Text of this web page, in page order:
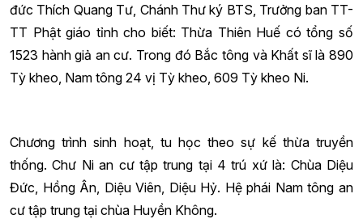
đức Thích Quang Tư, Chánh Thư ký BTS, Trưởng ban TT-
TT Phật giáo tỉnh cho biết: Thừa Thiên Huế có tổng số
1523 hành giả an cư. Trong đó Bắc tông và Khất sĩ là 890
Tỳ kheo, Nam tông 24 vị Tỳ kheo, 609 Tỳ kheo Ni.
Chương trình sinh hoạt, tu học theo sự kế thừa truyền
thống. Chư Ni an cư tập trung tại 4 trú xứ là: Chùa Diệu
Đức, Hồng Ân, Diệu Viên, Diệu Hỷ. Hệ phái Nam tông an
cư tập trung tại chùa Huyền Không.